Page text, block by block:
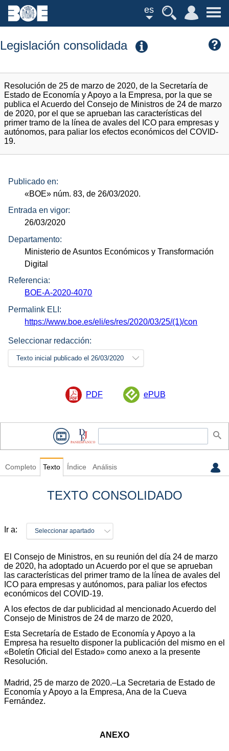
es
Legislación consolidada
Resolución de 25 de marzo de 2020, de la Secretaría de
Estado de Economía y Apoyo a la Empresa, por la que se
publica el Acuerdo del Consejo de Ministros de 24 de marzo
de 2020, por el que se aprueban las características del
primer tramo de la línea de avales del ICO para empresas y
autónomos, para paliar los efectos económicos del COVID-
19.
Publicado en:
«BOE» núm. 83, de 26/03/2020.
Entrada en vigor:
26/03/2020
Departamento:
Ministerio de Asuntos Económicos y Transformación
Digital
Referencia:
BOE-A-2020-4070
Permalink ELI:
https://www.boe.es/eli/es/res/2020/03/25/(1)/con
Seleccionar redacción:
Texto inicial publicado el 26/03/2020
PDF ePUB
Completo Texto Índice Análisis
TEXTO CONSOLIDADO
Ir a: Seleccionar apartado
El Consejo de Ministros, en su reunión del día 24 de marzo
de 2020, ha adoptado un Acuerdo por el que se aprueban
las características del primer tramo de la línea de avales del
ICO para empresas y autónomos, para paliar los efectos
económicos del COVID-19.
A los efectos de dar publicidad al mencionado Acuerdo del
Consejo de Ministros de 24 de marzo de 2020,
Esta Secretaría de Estado de Economía y Apoyo a la
Empresa ha resuelto disponer la publicación del mismo en el
«Boletín Oficial del Estado» como anexo a la presente
Resolución.
Madrid, 25 de marzo de 2020.–La Secretaria de Estado de
Economía y Apoyo a la Empresa, Ana de la Cueva
Fernández.
ANEXO